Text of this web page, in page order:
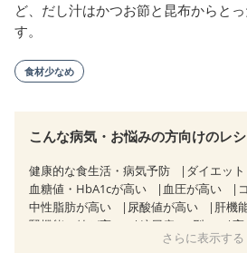
ど、だし汁はかつお節と昆布からと
す。
食材少なめ
こんな病気・お悩みの方向けのレ
健康的な食生活・病気予防
ダイエット
血糖値・HbA1cが高い
血圧が高い
中性脂肪が高い
尿酸値が高い
肝機
腎機能の値が高い
糖尿病（2型） 高
狭心症 心筋梗塞
さらに表示する